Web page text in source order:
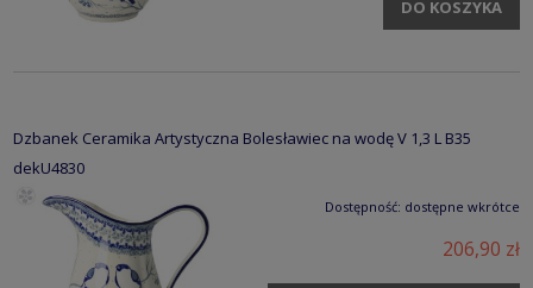
DO KOSZYKA
Dzbanek Ceramika Artystyczna Bolesławiec na wodę V 1,3 L B35
dekU4830
Dostępność: dostępne wkrótce
206,90 zł